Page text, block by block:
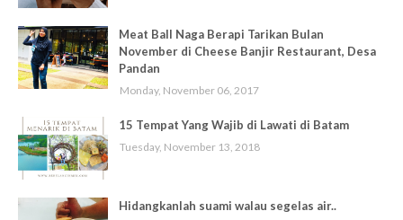
Meat Ball Naga Berapi Tarikan Bulan
November di Cheese Banjir Restaurant, Desa
Pandan
Monday, November 06, 2017
15 Tempat Yang Wajib di Lawati di Batam
Tuesday, November 13, 2018
Hidangkanlah suami walau segelas air..